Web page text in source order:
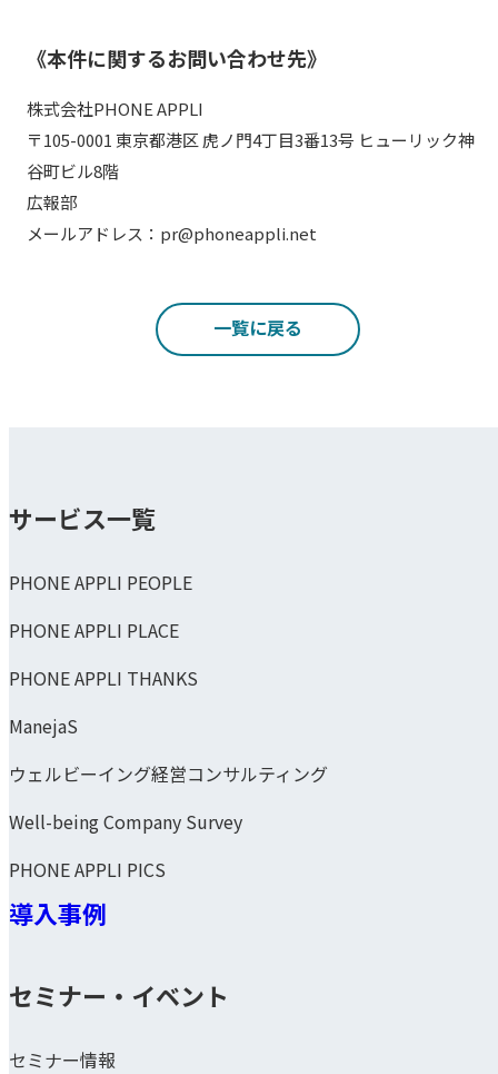
《本件に関するお問い合わせ先》
株式会社PHONE APPLI
〒105-0001 東京都港区 虎ノ門4丁目3番13号 ヒューリック神
谷町ビル8階
広報部
メールアドレス：pr@phoneappli.net
一覧に戻る
サービス一覧
PHONE APPLI PEOPLE
PHONE APPLI PLACE
PHONE APPLI THANKS
ManejaS
ウェルビーイング経営コンサルティング
Well-being Company Survey
PHONE APPLI PICS
導入事例
セミナー・イベント
セミナー情報